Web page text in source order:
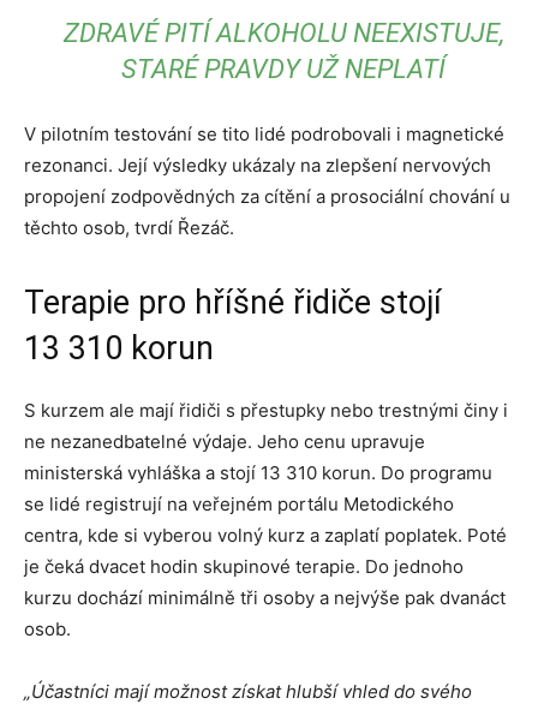
ZDRAVÉ PITÍ ALKOHOLU NEEXISTUJE,
STARÉ PRAVDY UŽ NEPLATÍ
V pilotním testování se tito lidé podrobovali i magnetické
rezonanci. Její výsledky ukázaly na zlepšení nervových
propojení zodpovědných za cítění a prosociální chování u
těchto osob, tvrdí Řezáč.
Terapie pro hříšné řidiče stojí
13 310 korun
S kurzem ale mají řidiči s přestupky nebo trestnými činy i
ne nezanedbatelné výdaje. Jeho cenu upravuje
ministerská vyhláška a stojí 13 310 korun. Do programu
se lidé registrují na veřejném portálu Metodického
centra, kde si vyberou volný kurz a zaplatí poplatek. Poté
je čeká dvacet hodin skupinové terapie. Do jednoho
kurzu dochází minimálně tři osoby a nejvýše pak dvanáct
osob.
„Účastníci mají možnost získat hlubší vhled do svého